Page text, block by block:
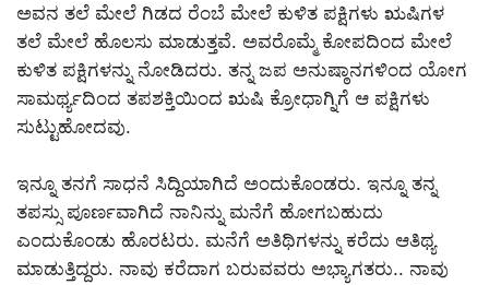
ಅವನ ತಲೆ ಮೇಲೆ ಗಿಡದ ರೆಂಬೆ ಮೇಲೆ ಕುಳಿತ ಪಕ್ಷಿಗಳು ಋಷಿಗಳ
ತಲೆ ಮೇಲೆ ಹೊಲಸು ಮಾಡುತ್ತವೆ. ಅವರೊಮ್ಮೆ ಕೋಪದಿಂದ ಮೇಲೆ
ಕುಳಿತ ಪಕ್ಷಿಗಳನ್ನು ನೋಡಿದರು. ತನ್ನ ಜಪ ಅನುಷ್ಠಾನಗಳಿಂದ ಯೋಗ
ಸಾಮರ್ಥ್ಯದಿಂದ ತಪಶಕ್ತಿಯಿಂದ ಋಷಿ ಕ್ರೋಧಾಗ್ನಿಗೆ ಆ ಪಕ್ಷಿಗಳು
ಸುಟ್ಟುಹೋದವು.
ಇನ್ನೂ ತನಗೆ ಸಾಧನೆ ಸಿದ್ದಿಯಾಗಿದೆ ಅಂದುಕೊಂಡರು. ಇನ್ನೂ ತನ್ನ
ತಪಸ್ಸು ಪೂರ್ಣವಾಗಿದೆ ನಾನಿನ್ನು ಮನೆಗೆ ಹೋಗಬಹುದು
ಎಂದುಕೊಂಡು ಹೊರಟರು. ಮನೆಗೆ ಅತಿಥಿಗಳನ್ನು ಕರೆದು ಆತಿಥ್ಯ
ಮಾಡುತ್ತಿದ್ದರು. ನಾವು ಕರೆದಾಗ ಬರುವವರು ಅಭ್ಯಾಗತರು.. ನಾವು